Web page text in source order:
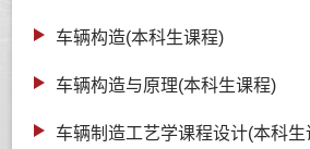
车辆构造(本科生课程)
车辆构造与原理(本科生课程)
车辆制造工艺学课程设计(本科生